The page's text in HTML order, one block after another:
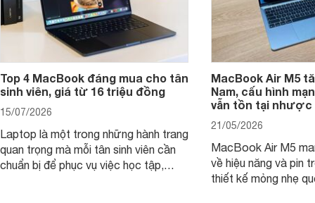
Top 4 MacBook đáng mua cho tân
sinh viên, giá từ 16 triệu đồng
15/07/2026
Laptop là một trong những hành trang
quan trọng mà mỗi tân sinh viên cần
chuẩn bị để phục vụ việc học tập,
MacBook Air M5
Nam, cấu hình
vẫn tồn tại nhược
21/05/2026
MacBook Air M5
về hiệu năng và pin
thiết kế mỏng nhẹ